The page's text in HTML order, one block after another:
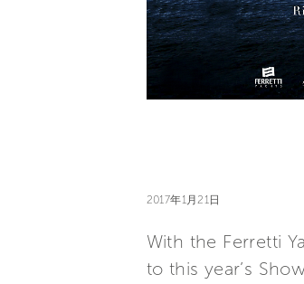
2017年1月21日
With the Ferretti
to this year’s